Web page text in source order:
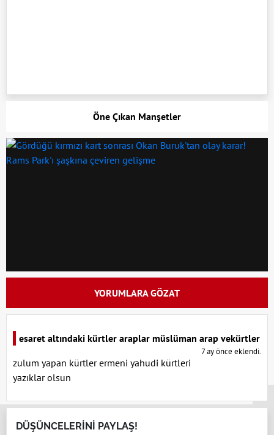
Öne Çıkan Manşetler
YORUMLARA GÖZAT
esaret altındaki kürtler araplar müslüman arap vekürtler
7 ay önce eklendi.
zulum yapan kürtler ermeni yahudi kürtleri
yazıklar olsun
DÜŞÜNCELERİNİ PAYLAŞ!